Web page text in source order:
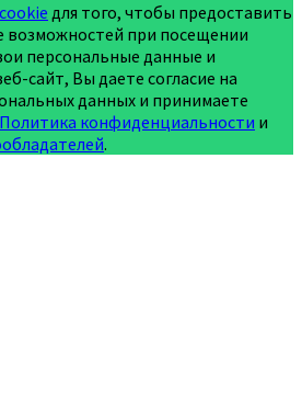
для того, чтобы предоставить
возможностей при посещении
персональные данные и
сайт, Вы даете согласие на
данных и принимаете
Политика конфиденциальности и
.